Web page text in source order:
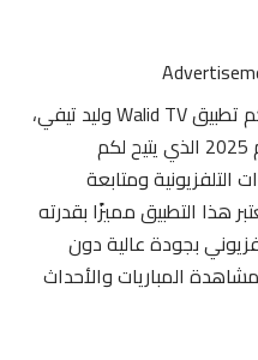
نحن سعداء بمشاركتكم تطبيق Walid TV وليد تيفي،
وهو أحدث إصدار لعام 2025 الذي يتيح لكم
ومتابعة
هذا التطبيق مميزًا بقدرته
بجودة عالية دون
المباريات والأحداث